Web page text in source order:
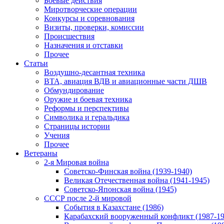
Миротворческие операции
Конкурсы и соревнования
Визиты, проверки, комиссии
Происшествия
Назначения и отставки
Прочее
Статьи
Воздушно-десантная техника
ВТА, авиация ВДВ и авиационные части ДШВ
Обмундирование
Оружие и боевая техника
Реформы и перспективы
Символика и геральдика
Страницы истории
Учения
Прочее
Ветераны
2-я Мировая война
Советско-Финская война (1939-1940)
Великая Отечественная война (1941-1945)
Советско-Японская война (1945)
СССР после 2-й мировой
События в Казахстане (1986)
Карабахский вооруженный конфликт (1987-